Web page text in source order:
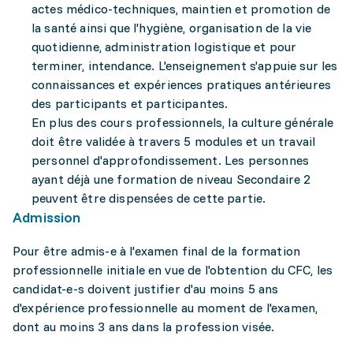
actes médico-techniques, maintien et promotion de
la santé ainsi que l'hygiène, organisation de la vie
quotidienne, administration logistique et pour
terminer, intendance. L'enseignement s'appuie sur les
connaissances et expériences pratiques antérieures
des participants et participantes.
En plus des cours professionnels, la culture générale
doit être validée à travers 5 modules et un travail
personnel d'approfondissement. Les personnes
ayant déjà une formation de niveau Secondaire 2
peuvent être dispensées de cette partie.
Admission
Pour être admis-e à l'examen final de la formation
professionnelle initiale en vue de l'obtention du CFC, les
candidat-e-s doivent justifier d'au moins 5 ans
d'expérience professionnelle au moment de l'examen,
dont au moins 3 ans dans la profession visée.